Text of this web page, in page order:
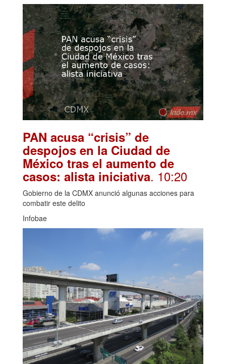
PAN acusa “crisis” de
despojos en la Ciudad de
México tras el aumento de
casos: alista iniciativa. 10:20
Gobierno de la CDMX anunció algunas acciones para
combatir este delito
Infobae